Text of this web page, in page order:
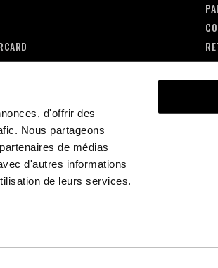
d'offrir des
Nous partageons
de médias
d'autres informations
de leurs services.